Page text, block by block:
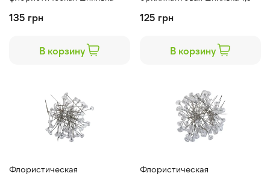
135 грн
В корзину
125 грн
В корзину
Флористическая
Флористическая